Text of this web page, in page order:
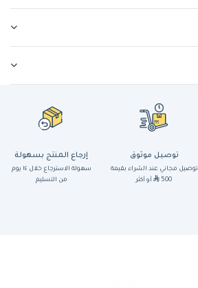
توصيل موثوق
توصيل مجاني عند الشراء بقيمة
500
أو أكثر
إرجاع المنتج بسهولة
سهولة الاسترجاع خلال ١٤ يوم
من التسليم